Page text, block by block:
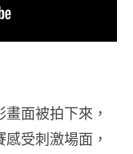
面被拍下來，
受刺激場面，